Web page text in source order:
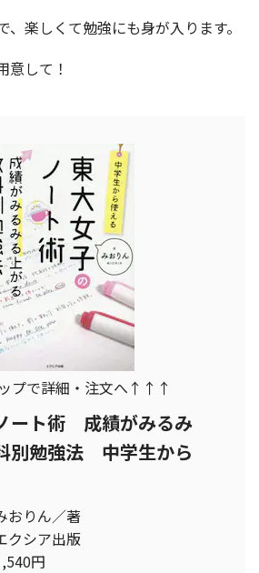
、楽しくて勉強にも身が入ります。
意して！
で詳細・注文へ↑↑↑
ート術 成績がみるみ
別勉強法 中学生から
おりん／著
クシア出版
円